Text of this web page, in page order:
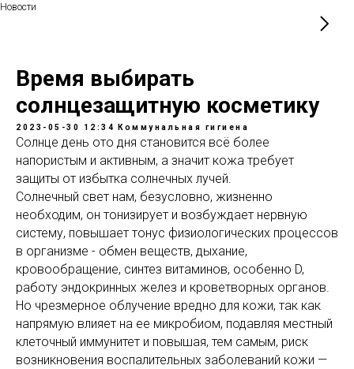
Новости
Время выбирать
солнцезащитную косметику
2023-05-30 12:34 Коммунальная гигиена
Солнце день ото дня становится всё более
напористым и активным, а значит кожа требует
защиты от избытка солнечных лучей.
Солнечный свет нам, безусловно, жизненно
необходим, он тонизирует и возбуждает нервную
систему, повышает тонус физиологических процессов
в организме - обмен веществ, дыхание,
кровообращение, синтез витаминов, особенно D,
работу эндокринных желез и кроветворных органов.
Но чрезмерное облучение вредно для кожи, так как
напрямую влияет на ее микробиом, подавляя местный
клеточный иммунитет и повышая, тем самым, риск
возникновения воспалительных заболеваний кожи —